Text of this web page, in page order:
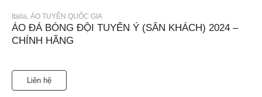
Italia, ÁO TUYỂN QUỐC GIA
ÁO ĐÁ BÓNG ĐỘI TUYỂN Ý (SÂN KHÁCH) 2024 –
CHÍNH HÃNG
Liên hệ